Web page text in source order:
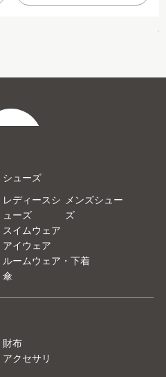
シューズ
レディースシ
ューズ
メンズシュー
ズ
スイムウェア
アイウェア
ルームウェア・下着
傘
財布
アクセサリ